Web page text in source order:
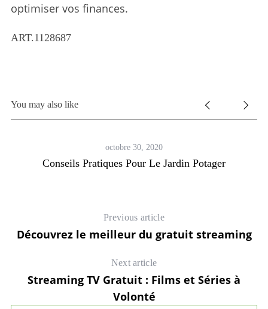
optimiser vos finances.
ART.1128687
You may also like
octobre 30, 2020
Conseils Pratiques Pour Le Jardin Potager
Previous article
Découvrez le meilleur du gratuit streaming
Next article
Streaming TV Gratuit : Films et Séries à
Volonté